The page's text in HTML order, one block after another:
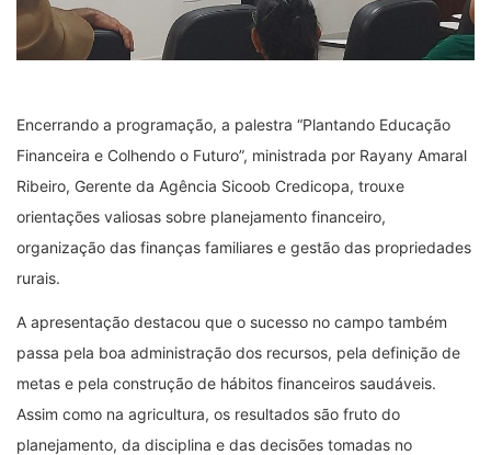
Encerrando a programação, a palestra “Plantando Educação
Financeira e Colhendo o Futuro”, ministrada por Rayany Amaral
Ribeiro, Gerente da Agência Sicoob Credicopa, trouxe
orientações valiosas sobre planejamento financeiro,
organização das finanças familiares e gestão das propriedades
rurais.
A apresentação destacou que o sucesso no campo também
passa pela boa administração dos recursos, pela definição de
metas e pela construção de hábitos financeiros saudáveis.
Assim como na agricultura, os resultados são fruto do
planejamento, da disciplina e das decisões tomadas no